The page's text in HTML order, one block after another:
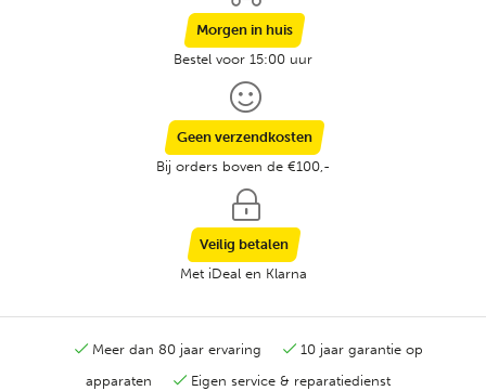
Morgen in huis
Bestel voor 15:00 uur
Geen verzendkosten
Bij orders boven de €100,-
Veilig betalen
Met iDeal en Klarna
Meer dan 80 jaar ervaring
10 jaar garantie op
apparaten
Eigen service & reparatiedienst